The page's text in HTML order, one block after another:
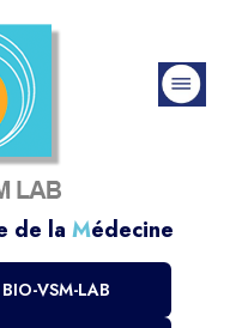
de la Médecine
VSM-LAB